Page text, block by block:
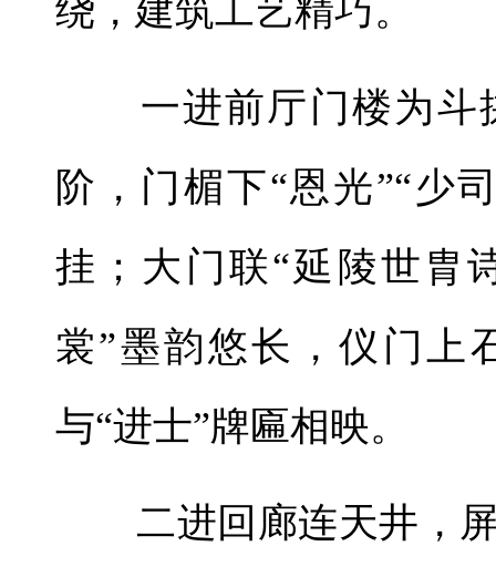
绕，建筑工艺精巧。
一进前厅门楼为斗
阶，门楣下“恩光”“少
挂；大门联“延陵世胄
裳”墨韵悠长，仪门上
与“进士”牌匾相映。
二进回廊连天井，屏